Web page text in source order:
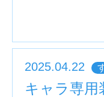
2025.04.22
キャラ専用